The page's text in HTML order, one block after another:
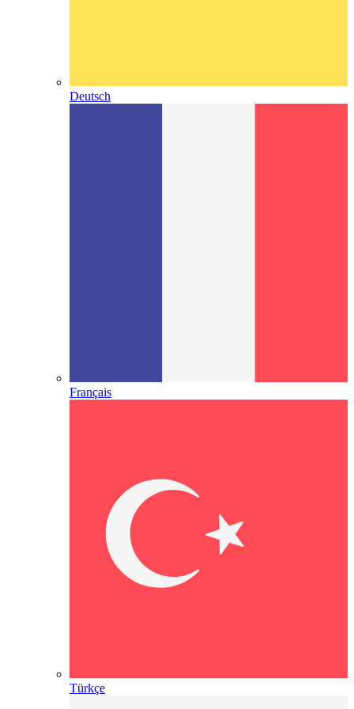
Deutsch
Français
Türkçe